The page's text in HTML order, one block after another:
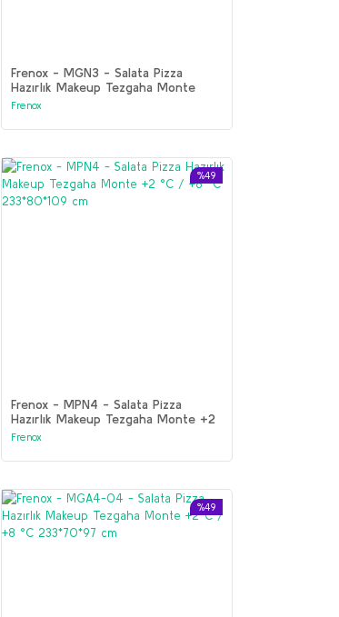
Frenox - MGN3 - Salata Pizza
Hazırlık Makeup Tezgaha Monte
+2°C /+8 °C 186 5*70*109 cm
Frenox
%49
Frenox - MPN4 - Salata Pizza
Hazırlık Makeup Tezgaha Monte +2
°C / +8 °C 233*80*109 cm
Frenox
%49